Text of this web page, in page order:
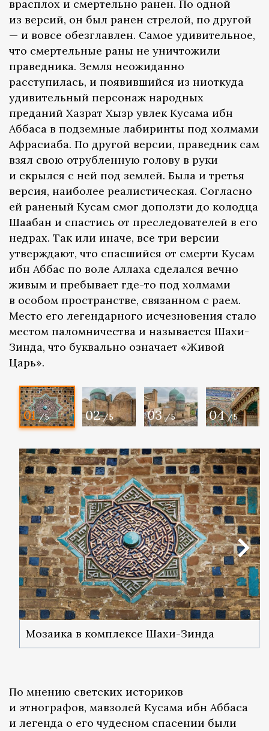
врасплох и смертельно ранен. По одной
из версий, он был ранен стрелой, по другой
— и вовсе обезглавлен. Самое удивительное,
что смертельные раны не уничтожили
праведника. Земля неожиданно
расступилась, и появившийся из ниоткуда
удивительный персонаж народных
преданий Хазрат Хызр увлек Кусама ибн
Аббаса в подземные лабиринты под холмами
Афрасиаба. По другой версии, праведник сам
взял свою отрубленную голову в руки
и скрылся с ней под землей. Была и третья
версия, наиболее реалистическая. Согласно
ей раненый Кусам смог доползти до колодца
Шаабан и спастись от преследователей в его
недрах. Так или иначе, все три версии
утверждают, что спасшийся от смерти Кусам
ибн Аббас по воле Аллаха сделался вечно
живым и пребывает где-то под холмами
в особом пространстве, связанном с раем.
Место его легендарного исчезновения стало
местом паломничества и называется Шахи-
Зинда, что буквально означает «Живой
Царь».
01 /5 02 /5 03 /5 04 /5
Мозаика в комплексе Шахи-Зинда
По мнению светских историков
и этнографов, мавзолей Кусама ибн Аббаса
и легенда о его чудесном спасении были